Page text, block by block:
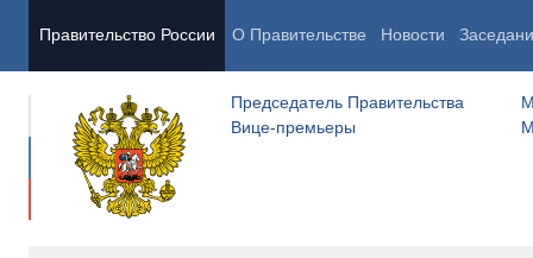
Правительство России О Правительстве Новости
Председатель Правительства
Вице-премьеры